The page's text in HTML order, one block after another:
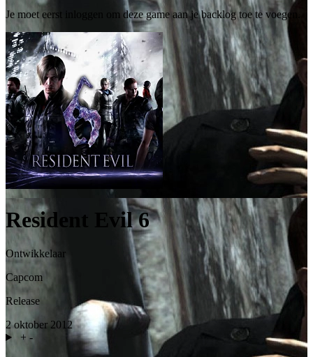
Je moet eerst inloggen om deze game aan je backlog toe te voegen.
Resident Evil 6
Ontwikkelaar
Capcom
Release
2 oktober 2012
+ -